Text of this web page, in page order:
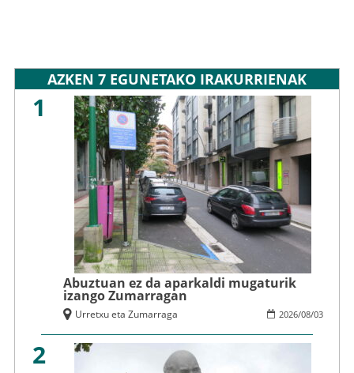
AZKEN 7 EGUNETAKO IRAKURRIENAK
1
Abuztuan ez da aparkaldi mugaturik
izango Zumarragan
2026/08/03
Urretxu eta Zumarraga
2